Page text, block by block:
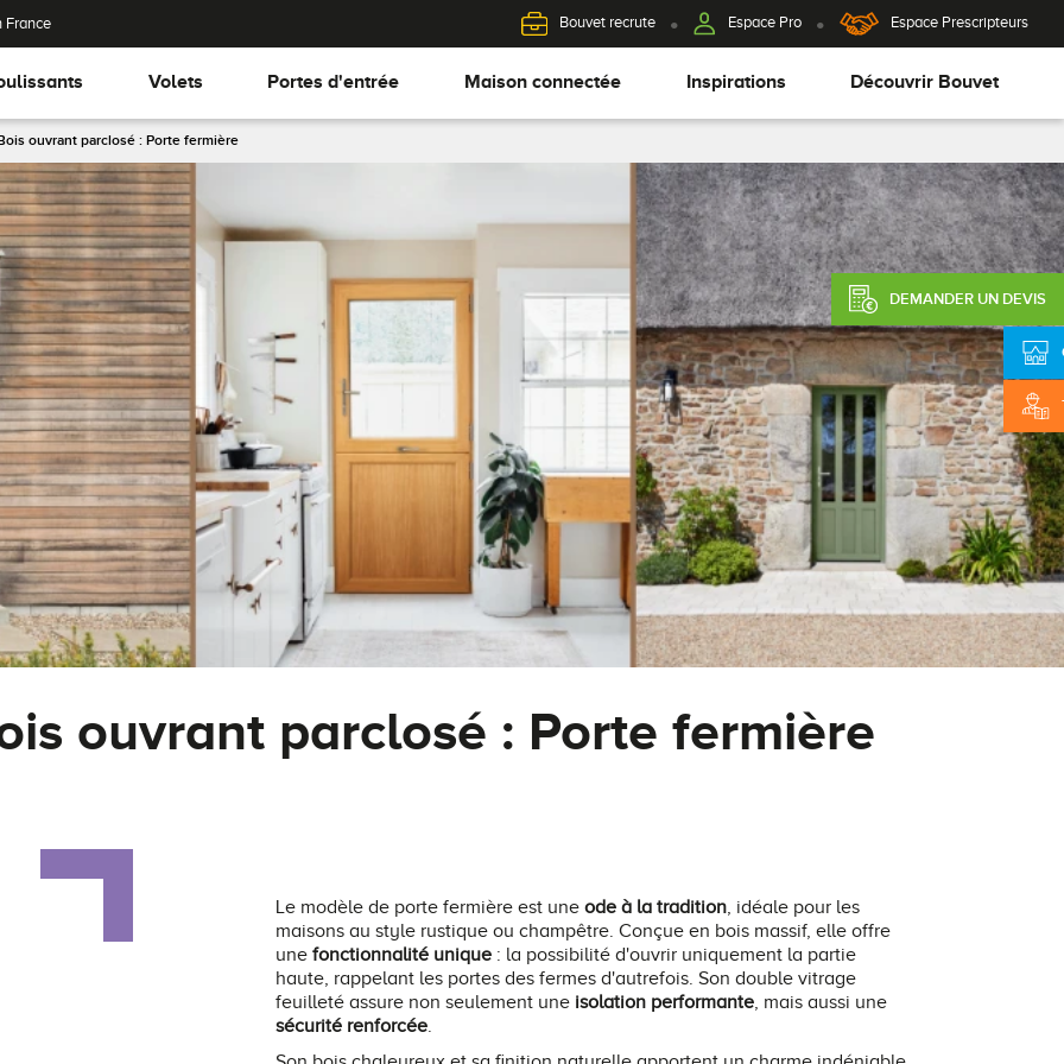
France Bouvet recrute Espace Pro Espace Prescripteurs
Volets Portes d'entrée Maison connectée Inspirations Découvrir Bouvet
DEMANDER UN DEVIS
ouvrant parclosé : Porte fermière
ouvrant parclosé : Porte fermière
Le modèle de porte fermière est une ode à la tradition, idéale pour les
maisons au style rustique ou champêtre. Conçue en bois massif, elle offre
une fonctionnalité unique: la possibilité d'ouvrir uniquement la partie
haute, rappelant les portes des fermes d'autrefois. Son double vitrage
feuilleté assure non seulement une isolation performante, mais aussi une
sécurité renforcée.